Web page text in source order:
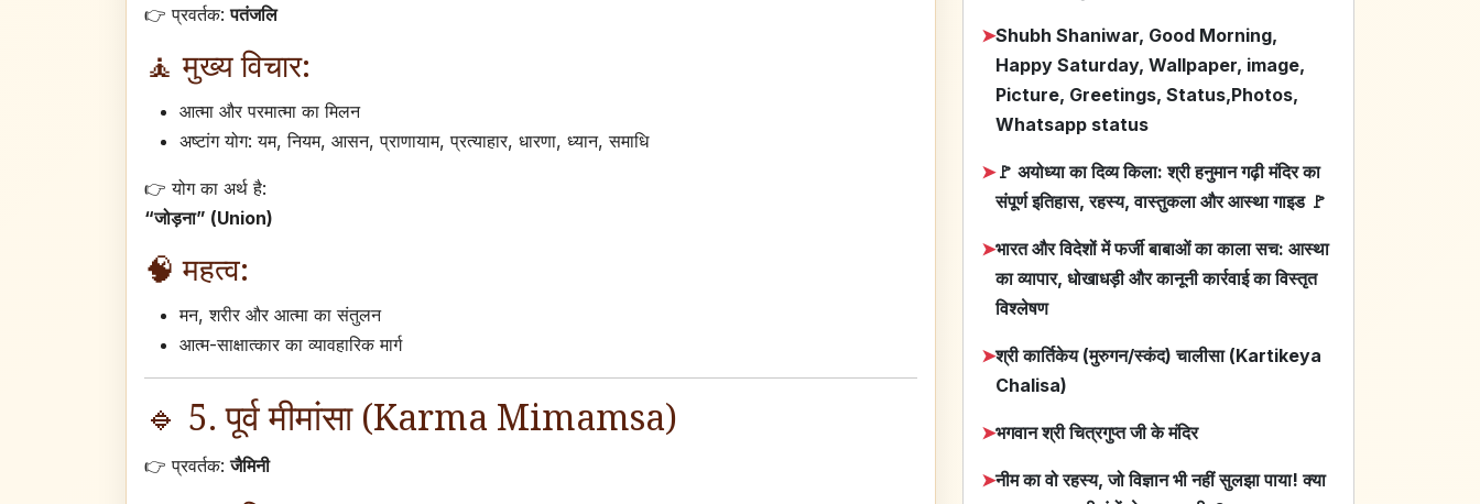
👉 प्रवर्तक:पतंजलि
🧘 मुख्य विचार:
आत्मा और परमात्मा का मिलन
अष्टांग योग: यम, नियम, आसन, प्राणायाम, प्रत्याहार, धारणा, ध्यान, समाधि
👉 योग का अर्थ है:
“जोड़ना” (Union)
🧠 महत्व:
मन, शरीर और आत्मा का संतुलन
आत्म-साक्षात्कार का व्यावहारिक मार्ग
🔹 5. पूर्व मीमांसा (Karma Mimamsa)
👉 प्रवर्तक:जैमिनी
➤Shubh Shaniwar, Good Morning,
Happy Saturday, Wallpaper, image,
Picture, Greetings, Status,Photos,
Whatsapp status
➤🚩 अयोध्या का दिव्य किला: श्री हनुमान गढ़ी मंदिर का
संपूर्ण इतिहास, रहस्य, वास्तुकला और आस्था गाइड 🚩
➤भारत और विदेशों में फर्जी बाबाओं का काला सच: आस्था
का व्यापार, धोखाधड़ी और कानूनी कार्रवाई का विस्तृत
विश्लेषण
➤श्री कार्तिकेय (मुरुगन/स्कंद) चालीसा (Kartikeya
Chalisa)
➤भगवान श्री चित्रगुप्त जी के मंदिर
➤नीम का वो रहस्य, जो विज्ञान भी नहीं सुलझा पाया! क्या